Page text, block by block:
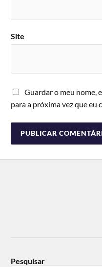
Site
Guardar o meu nome,
para a próxima vez que eu
Pesquisar